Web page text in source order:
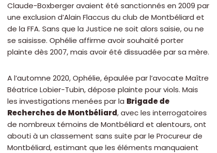
Claude-Boxberger avaient été sanctionnés en 2009 par
une exclusion d’Alain Flaccus du club de Montbéliard et
de la FFA. Sans que la Justice ne soit alors saisie, ou ne
se saisisse. Ophélie affirme avoir souhaité porter
plainte dès 2007, mais avoir été dissuadée par sa mère.
A l’automne 2020, Ophélie, épaulée par l’avocate Maître
Béatrice Lobier-Tubin, dépose plainte pour viols. Mais
les investigations menées par la Brigade de
Recherches de Montbéliard, avec les interrogatoires
de nombreux témoins de Montbéliard et alentours, ont
abouti à un classement sans suite par le Procureur de
Montbéliard, estimant que les éléments manquaient